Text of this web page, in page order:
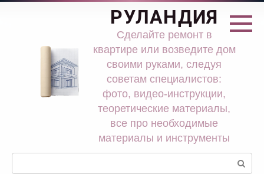
Перейти
РУЛАНДИЯ
Сделайте ремонт в
квартире или возведите дом
своими руками, следуя
советам специалистов:
фото, видео-инструкции,
теоретические материалы,
все про необходимые
материалы и инструменты
Поиск: